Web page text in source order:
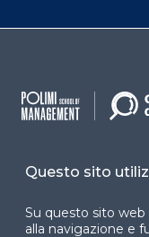
Facebook
Questo sito
Su questo sito
alla navigazione e